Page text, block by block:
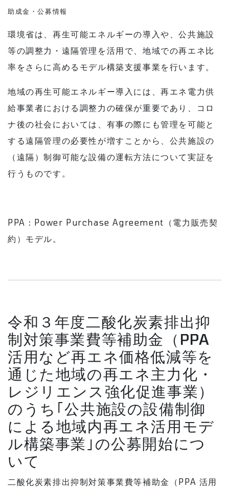
助成金・公募情報
環境省は、再生可能エネルギーの導入や、公共施設
等の調整力・遠隔管理を活用で、地域での再エネ比
率をさらに高めるモデル構築支援事業を行います。
地域の再生可能エネルギー導入には、再エネ電力供
給事業者における調整力の確保が重要であり、コロ
ナ後の社会においては、有事の際にも管理を可能と
する遠隔管理の必要性が増すことから、公共施設の
（遠隔）制御可能な設備の運転方法について実証を
行うものです。
PPA：Power Purchase Agreement（電力販売契
約）モデル。
令和３年度二酸化炭素排出抑
制対策事業費等補助金（PPA
活用など再エネ価格低減等を
通じた地域の再エネ主力化・
レジリエンス強化促進事業）
のうち｢公共施設の設備制御
による地域内再エネ活用モデ
ル構築事業｣の公募開始につ
いて
二酸化炭素排出抑制対策事業費等補助金（PPA 活用